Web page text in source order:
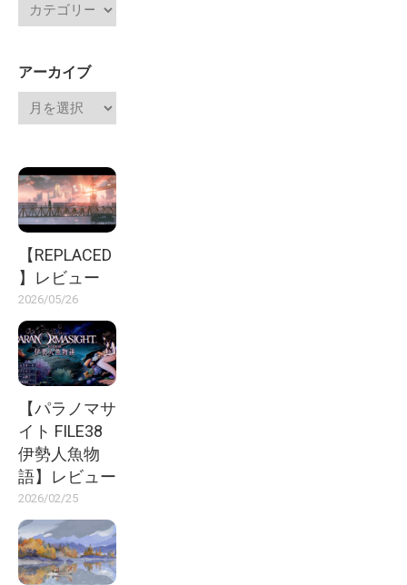
アーカイブ
【REPLACED
】レビュー
2026/05/26
【パラノマサ
イト FILE38
伊勢人魚物
語】レビュー
2026/02/25